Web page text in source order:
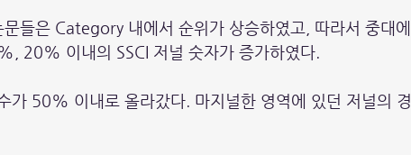
들은 Category 내에서 순위가 상승하였고, 따라서 중대에
20% 이내의 SSCI 저널 숫자가 증가하였다.
가 50% 이내로 올라갔다. 마지널한 영역에 있던 저널의 경